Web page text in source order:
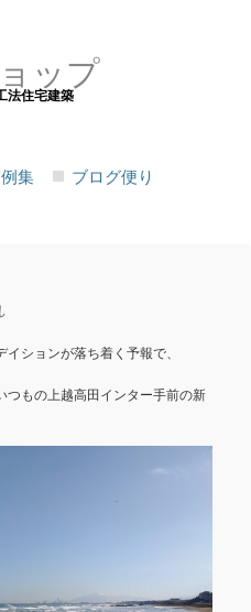
ップ
法住宅建築
集
ブログ便り
ションが落ち着く予報で、
つもの上越高田インター手前の新